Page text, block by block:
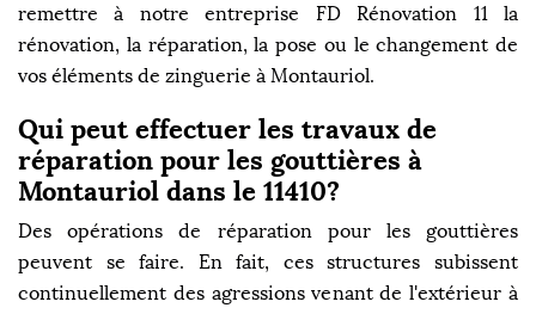
remettre à notre entreprise FD Rénovation 11 la
rénovation, la réparation, la pose ou le changement de
vos éléments de zinguerie à Montauriol.
Qui peut effectuer les travaux de
réparation pour les gouttières à
Montauriol dans le 11410?
Des opérations de réparation pour les gouttières
peuvent se faire. En fait, ces structures subissent
continuellement des agressions venant de l'extérieur à